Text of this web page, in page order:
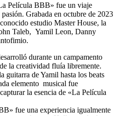
Película BBB» fue un viaje
Grabada en octubre de 2023
estudio Master House, la
Taleb, Yamil Leon, Danny
durante un campamento
la creatividad fluía libremente.
guitarra de Yamil hasta los beats
elemento musical fue
la esencia de «La Película
fue una experiencia igualmente